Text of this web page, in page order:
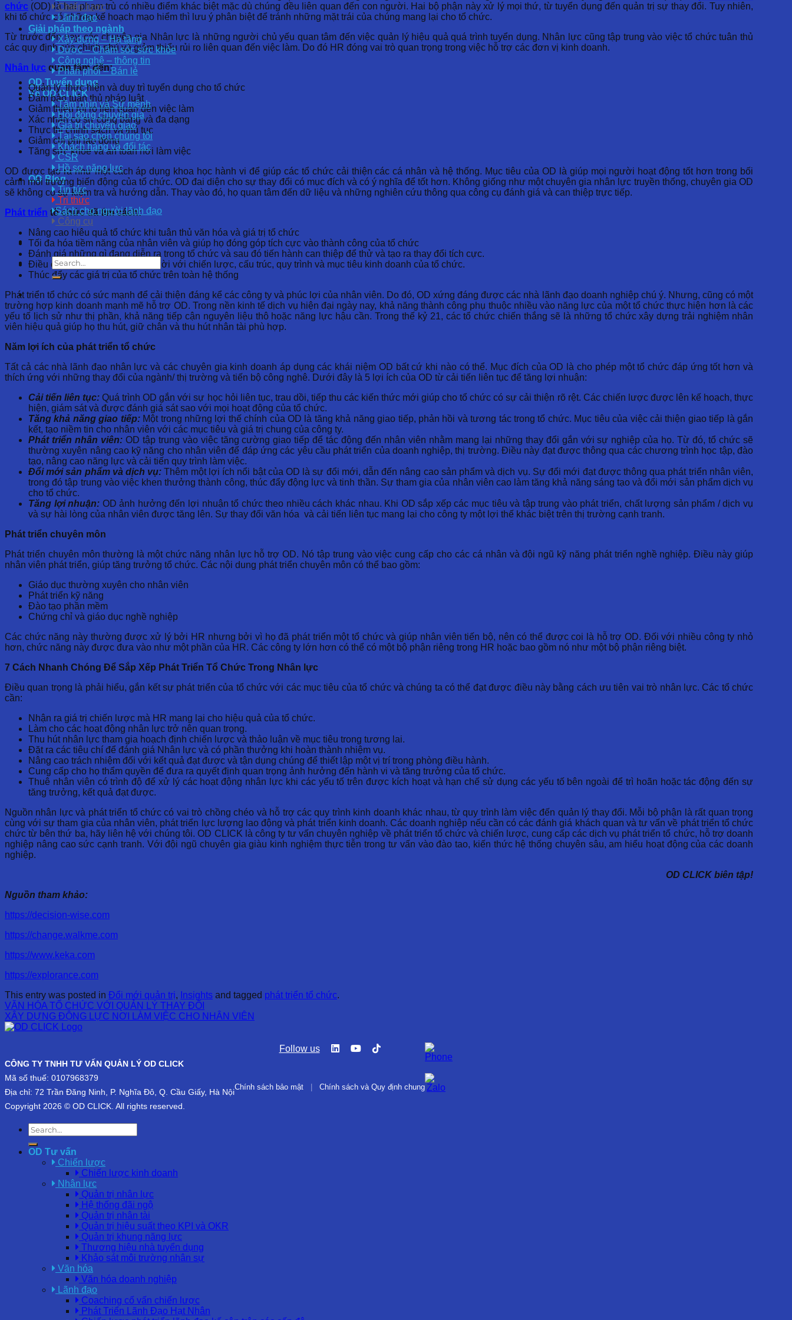
Chiến lược
Lãnh đạo
Giải pháp theo ngành
Xây dựng – Hạ tầng
Dược – Chăm sóc sức khỏe
Công nghệ – thông tin
Phân phối – Bán lẻ
OD Tuyển dụng
Về OD CLICK
Tầm nhìn và Sứ mệnh
Hội đồng chuyên gia
Giá trị chuyển giao
Tại sao chọn chúng tôi
Khách hàng và đối tác
CSR
Hồ sơ năng lực
OD Blog
Tin tức
Tri thức
Sách cho người lãnh đạo
Công cụ
chức (OD) là hai phạm trù có nhiều điểm khác biệt mặc dù chúng đều liên quan đến con người. Hai bộ phận này xử lý mọi thứ, từ tuyển dụng đến quản trị sự thay đổi. Tuy nhiên,
khi tổ chức có những kế hoạch mạo hiểm thì lưu ý phân biệt để tránh những mặt trái của chúng mang lại cho tổ chức.
Từ trước đến nay, các chuyên gia Nhân lực là những người chủ yếu quan tâm đến việc quản lý hiệu quả quá trình tuyển dụng. Nhân lực cũng tập trung vào việc tổ chức tuân thủ
các quy định của chính phủ và giảm thiểu rủi ro liên quan đến việc làm. Do đó HR đóng vai trò quan trọng trong việc hỗ trợ các đơn vị kinh doanh.
Nhân lực quan tâm đến:
Quản lý, thực hiện và duy trì tuyển dụng cho tổ chức
Đảm bảo tuân thủ pháp luật
Giảm thiểu rủi ro liên quan đến việc làm
Xác nhận có sự công bằng và đa dạng
Thực thi chính sách và thủ tục
Giảm chi phí lao động
Tăng sức khỏe và an toàn nơi làm việc
OD được tạo ra như một cách áp dụng khoa học hành vi để giúp các tổ chức cải thiện các cá nhân và hệ thống. Mục tiêu của OD là giúp mọi người hoạt động tốt hơn trong bối
cảnh môi trường biến động của tổ chức. OD đai diện cho sự thay đổi có mục đích và có ý nghĩa để tốt hơn. Không giống như một chuyên gia nhân lực truyền thống, chuyên gia OD
sẽ không có sự kiểm tra và hướng dẫn. Thay vào đó, họ quan tâm đến dữ liệu và những nghiên cứu thông qua công cụ đánh giá và can thiệp trực tiếp.
Phát triển tổ chức đã tìm cách:
Nâng cao hiêu quả tổ chức khi tuân thủ văn hóa và giá trị tổ chức
Tối đa hóa tiềm năng của nhân viên và giúp họ đóng góp tích cực vào thành công của tổ chức
Đánh giá những gì đang diễn ra trong tổ chức và sau đó tiến hành can thiệp để thử và tạo ra thay đổi tích cực.
Điều chỉnh hành vi của con người với chiến lược, cấu trúc, quy trình và mục tiêu kinh doanh của tổ chức.
Thúc đẩy các giá trị của tổ chức trên toàn hệ thống
Phát triển tổ chức có sức mạnh để cải thiện đáng kể các công ty và phúc lợi của nhân viên. Do đó, OD xứng đáng được các nhà lãnh đạo doanh nghiệp chú ý. Nhưng, cũng có một
trường hợp kinh doanh mạnh mẽ hỗ trợ OD. Trong nền kinh tế dịch vụ hiện đại ngày nay, khả năng thành công phụ thuộc nhiều vào năng lực của một tổ chức thực hiện hơn là các
yếu tố lịch sử như thị phần, khả năng tiếp cận nguyên liệu thô hoặc năng lực hậu cần. Trong thế kỷ 21, các tổ chức chiến thắng sẽ là những tổ chức xây dựng trải nghiệm nhân
viên hiệu quả giúp họ thu hút, giữ chân và thu hút nhân tài phù hợp.
Năm lợi ích của phát triển tổ chức
Tất cả các nhà lãnh đạo nhân lực và các chuyên gia kinh doanh áp dụng các khái niệm OD bất cứ khi nào có thể. Mục đích của OD là cho phép một tổ chức đáp ứng tốt hơn và
thích ứng với những thay đổi của ngành/ thị trường và tiến bộ công nghê. Dưới đây là 5 lợi ích của OD từ cải tiến liên tục để tăng lợi nhuận:
Cải tiến liên tục: Quá trình OD gắn với sự học hỏi liên tục, trau dồi, tiếp thu các kiến thức mới giúp cho tổ chức có sự cải thiện rõ rệt. Các chiến lược được lên kế hoạch, thực
hiện, giám sát và được đánh giá sát sao với mọi hoạt động của tổ chức.
Tăng khả năng giao tiếp:Một trong những lợi thế chính của OD là tăng khả năng giao tiếp, phản hồi và tương tác trong tổ chức. Mục tiêu của việc cải thiện giao tiếp là gắn
kết, tạo niềm tin cho nhân viên với các mục tiêu và giá trị chung của công ty.
Phát triển nhân viên:OD tập trung vào việc tăng cường giao tiếp để tác động đến nhân viên nhằm mang lại những thay đổi gắn với sự nghiệp của họ. Từ đó, tổ chức sẽ
thường xuyên nâng cao kỹ năng cho nhân viên để đáp ứng các yêu cầu phát triển của doanh nghiệp, thị trường. Điều này đạt được thông qua các chương trình học tập, đào
tạo, nâng cao năng lực và cải tiến quy trình làm việc.
Đổi mới sản phẩm và dịch vụ: Thêm một lợi ích nổi bật của OD là sự đổi mới, dẫn đến nâng cao sản phẩm và dịch vụ. Sự đổi mới đạt được thông qua phát triển nhân viên,
trong đó tập trung vào việc khen thưởng thành công, thúc đẩy động lực và tinh thần. Sự tham gia của nhân viên cao làm tăng khả năng sáng tạo và đổi mới sản phẩm dịch vụ
cho tổ chức.
Tăng lợi nhuận: OD ảnh hưởng đến lợi nhuận tổ chức theo nhiều cách khác nhau. Khi OD sắp xếp các mục tiêu và tập trung vào phát triển, chất lượng sản phẩm / dịch vụ
và sự hài lòng của nhân viên được tăng lên. Sự thay đổi văn hóa và cải tiến liên tục mang lại cho công ty một lợi thế khác biệt trên thị trường cạnh tranh.
Phát triển chuyên môn
Phát triển chuyên môn thường là một chức năng nhân lực hỗ trợ OD. Nó tập trung vào việc cung cấp cho các cá nhân và đội ngũ kỹ năng phát triển nghề nghiệp. Điều này giúp
nhân viên phát triển, giúp tăng trưởng tổ chức. Các nội dung phát triển chuyên môn có thể bao gồm:
Giáo dục thường xuyên cho nhân viên
Phát triển kỹ năng
Đào tạo phần mềm
Chứng chỉ và giáo dục nghề nghiệp
Các chức năng này thường được xử lý bởi HR nhưng bởi vì họ đã phát triển một tổ chức và giúp nhân viên tiến bộ, nên có thể được coi là hỗ trợ OD. Đối với nhiều công ty nhỏ
hơn, chức năng này được đưa vào như một phần của HR. Các công ty lớn hơn có thể có một bộ phận riêng trong HR hoặc bao gồm nó như một bộ phận riêng biệt.
7 Cách Nhanh Chóng Để Sắp Xếp Phát Triển Tổ Chức Trong Nhân lực
Điều quan trọng là phải hiểu, gắn kết sự phát triển của tổ chức với các mục tiêu của tổ chức và chúng ta có thể đạt được điều này bằng cách ưu tiên vai trò nhân lực. Các tổ chức
cần:
Nhận ra giá trị chiến lược mà HR mang lại cho hiệu quả của tổ chức.
Làm cho các hoạt động nhân lực trở nên quan trọng.
Thu hút nhân lực tham gia hoạch định chiến lược và thảo luận về mục tiêu trong tương lai.
Đặt ra các tiêu chí để đánh giá Nhân lực và có phần thưởng khi hoàn thành nhiệm vụ.
Nâng cao trách nhiệm đối với kết quả đạt được và tận dụng chúng để thiết lập một vị trí trong phòng điều hành.
Cung cấp cho họ thẩm quyền để đưa ra quyết định quan trọng ảnh hưởng đến hành vi và tăng trưởng của tổ chức.
Thuê nhân viên có trình độ để xử lý các hoạt động nhân lực khi các yếu tố trên được kích hoạt và hạn chế sử dụng các yếu tố bên ngoài để trì hoãn hoặc tác động đến sự
tăng trưởng, kết quả đạt được.
Nguồn nhân lực và phát triển tổ chức có vai trò chồng chéo và hỗ trợ các quy trình kinh doanh khác nhau, từ quy trình làm việc đến quản lý thay đổi. Mỗi bộ phận là rất quan trọng
cùng với sự tham gia của nhân viên, phát triển lực lượng lao động và phát triển kinh doanh. Các doanh nghiệp nếu cần có các đánh giá khách quan và tư vấn về phát triển tổ chức
chức từ bên thứ ba, hãy liên hệ với chúng tôi. OD CLICK là công ty tư vấn chuyên nghiệp về phát triển tổ chức và chiến lược, cung cấp các dịch vụ phát triển tổ chức, hỗ trợ doanh
nghiệp nâng cao sức cạnh tranh. Với đội ngũ chuyên gia giàu kinh nghiệm thực tiễn trong tư vấn vào đào tao, kiến thức hệ thống chuyên sâu, am hiểu hoạt động của các doanh
nghiệp.
OD CLICK biên tập!
Nguồn tham khảo:
https://decision-wise.com
https://change.walkme.com
https://www.keka.com
https://explorance.com
This entry was posted in Đổi mới quản trị, Insights and tagged phát triển tổ chức.
VĂN HÓA TỔ CHỨC VỚI QUẢN LÝ THAY ĐỔI
XÂY DỰNG ĐỘNG LỰC NƠI LÀM VIỆC CHO NHÂN VIÊN
CÔNG TY TNHH TƯ VẤN QUẢN LÝ OD CLICK
Mã số thuế: 0107968379
Địa chỉ: 72 Trần Đăng Ninh, P. Nghĩa Đô, Q. Cầu Giấy, Hà Nội
Copyright 2026 © OD CLICK. All rights reserved.
Follow us
Chính sách bảo mật Chính sách và Quy định chung
OD Tư vấn
Chiến lược
Chiến lược kinh doanh
Nhân lực
Quản trị nhân lực
Hệ thống đãi ngộ
Quản trị nhân tài
Quản trị hiệu suất theo KPI và OKR
Quản trị khung năng lực
Thương hiệu nhà tuyển dụng
Khảo sát môi trường nhân sự
Văn hóa
Văn hóa doanh nghiệp
Lãnh đạo
Coaching cố vấn chiến lược
Phát Triển Lãnh Đạo Hạt Nhân